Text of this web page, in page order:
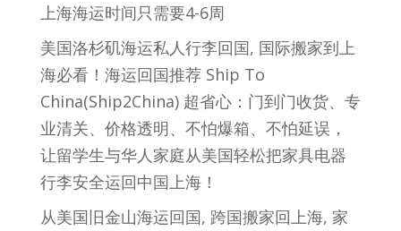
上海海运时间只需要4-6周
美国洛杉矶海运私人行李回国, 国际搬家到上
海必看！海运回国推荐 Ship To
China(Ship2China) 超省心：门到门收货、专
业清关、价格透明、不怕爆箱、不怕延误，
让留学生与华人家庭从美国轻松把家具电器
行李安全运回中国上海！
从美国旧金山海运回国, 跨国搬家回上海, 家